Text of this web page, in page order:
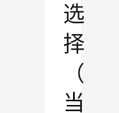
选
择
（
当